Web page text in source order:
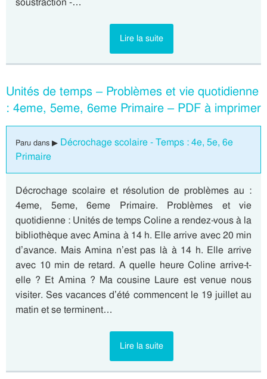
Lire la suite
Unités de temps – Problèmes et vie quotidienne
: 4eme, 5eme, 6eme Primaire – PDF à imprimer
Paru dans ▶ Décrochage scolaire - Temps : 4e, 5e, 6e
Primaire
Décrochage scolaire et résolution de problèmes au :
4eme, 5eme, 6eme Primaire. Problèmes et vie
quotidienne : Unités de temps Coline a rendez-vous à la
bibliothèque avec Amina à 14 h. Elle arrive avec 20 min
d’avance. Mais Amina n’est pas là à 14 h. Elle arrive
avec 10 min de retard. A quelle heure Coline arrive-t-
elle ? Et Amina ? Ma cousine Laure est venue nous
visiter. Ses vacances d’été commencent le 19 juillet au
matin et se terminent…
Lire la suite